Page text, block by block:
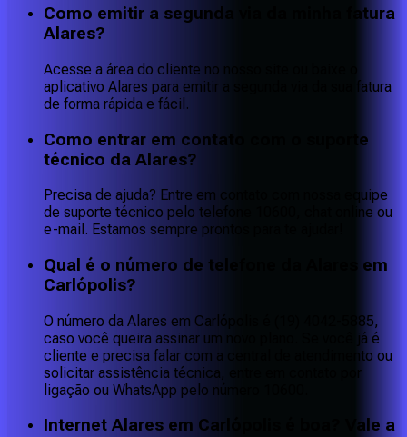
Como emitir a segunda via da minha fatura
Alares?
Acesse a área do cliente no nosso site ou baixe o
aplicativo Alares para emitir a segunda via da sua fatura
de forma rápida e fácil.
Como entrar em contato com o suporte
técnico da Alares?
Precisa de ajuda? Entre em contato com nossa equipe
de suporte técnico pelo telefone 10600, chat online ou
e-mail. Estamos sempre prontos para te ajudar!
Qual é o número de telefone da Alares em
Carlópolis?
O número da Alares em Carlópolis é (19) 4042-5885,
caso você queira assinar um novo plano. Se você já é
cliente e precisa falar com a central de atendimento ou
solicitar assistência técnica, entre em contato por
ligação ou WhatsApp pelo número 10600.
Internet Alares em Carlópolis é boa? Vale a